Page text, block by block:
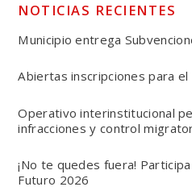
NOTICIAS RECIENTES
Municipio entrega
Abiertas inscripciones para
Operativo interinstitucional
infracciones y control
¡No te quedes fuera!
Futuro 2026